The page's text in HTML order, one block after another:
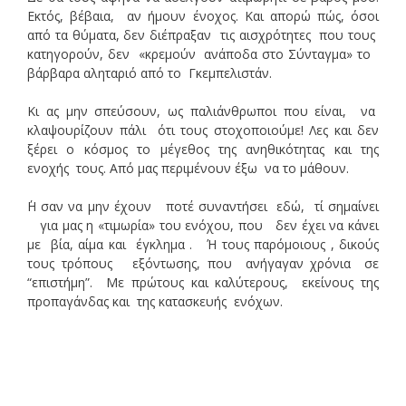
Εκτός, βέβαια, αν ήμουν ένοχος. Και απορώ πώς, όσοι
από τα θύματα, δεν διέπραξαν τις αισχρότητες που τους
κατηγορούν, δεν «κρεμούν ανάποδα στο Σύνταγμα» το
βάρβαρα αληταριό από το Γκεμπελιστάν.
Κι ας μην σπεύσουν, ως παλιάνθρωποι που είναι, να
κλαψουρίζουν πάλι ότι τους στοχοποιούμε! Λες και δεν
ξέρει ο κόσμος το μέγεθος της ανηθικότητας και της
ενοχής τους. Από μας περιμένουν έξω να το μάθουν.
΄Η σαν να μην έχουν ποτέ συναντήσει εδώ, τί σημαίνει
για μας η «τιμωρία» του ενόχου, που δεν έχει να κάνει
με βία, αίμα και έγκλημα . Ή τους παρόμοιους , δικούς
τους τρόπους εξόντωσης, που ανήγαγαν χρόνια σε
“επιστήμη”. Με πρώτους και καλύτερους, εκείνους της
προπαγάνδας και της κατασκευής ενόχων.